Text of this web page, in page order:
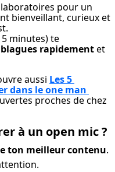
pour un
bienveillant, curieux et
5 minutes) te
rapidement et
aussi Les 5
dans le one man
proches de chez
à un open mic ?
ton meilleur contenu.